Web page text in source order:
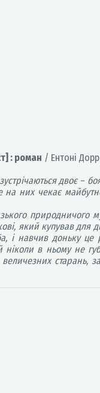
: роман / Ентоні
двоє –
них чекає
природничого
який купував
і навчив доньку це
в ньому не
величезних